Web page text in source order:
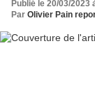
Publié le 20/03/2023
Par Olivier Pain